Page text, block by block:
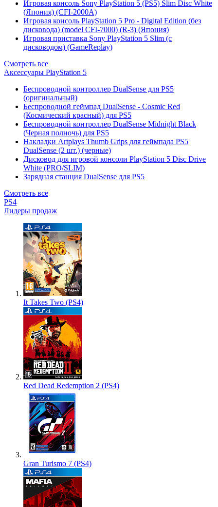
Игровая консоль Sony PlayStation 5 (PS5) Slim Disc White
(Япония) (CFI-2000A)
Игровая консоль PlayStation 5 Pro - Digital Edition (без
дисковода) (model CFI-7000) (R-3) (Япония)
Игровая приставка Sony PlayStation 5 Slim (с
дисководом) (GameReplay)
Смотреть все
Аксессуары PlayStation 5
Беспроводной контроллер DualSense для PS5
(оригинальный)
Беспроводной геймпад DualSense - Cosmic Red
(Космический красный) для PS5
Беспроводной контроллер DualSense Midnight Black
(Черная полночь) для PS5
Накладки Artplays Thumb Grips для геймпада PS5
DualSense (2 шт.) (черные)
Дисковод для игровой консоли PlayStation 5 Disc Drive
White (PRO/SLIM)
Зарядная станция DualSense для PS5
Смотреть все
PS4
Лидеры продаж
It Takes Two (PS4)
Red Dead Redemption 2 (PS4)
Gran Turismo 7 (PS4)